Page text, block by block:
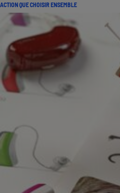
ACTION QUE CHOISIR ENSEMBLE